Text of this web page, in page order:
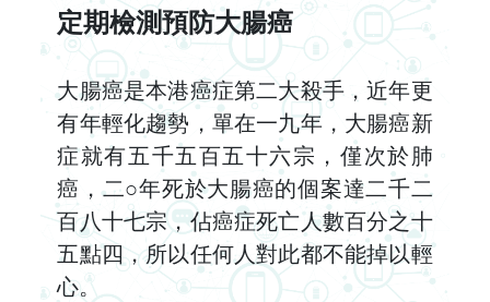
定期檢測預防大腸癌
大腸癌是本港癌症第二大殺手，近年更
有年輕化趨勢，單在一九年，大腸癌新
症就有五千五百五十六宗，僅次於肺
癌，二○年死於大腸癌的個案達二千二
百八十七宗，佔癌症死亡人數百分之十
五點四，所以任何人對此都不能掉以輕
心。